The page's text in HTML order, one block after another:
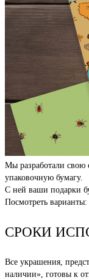
Мы разработали свою
упаковочную бумагу.
С ней ваши подарки
Посмотреть варианты:
СРОКИ
Все украшения,
наличии», готовы к